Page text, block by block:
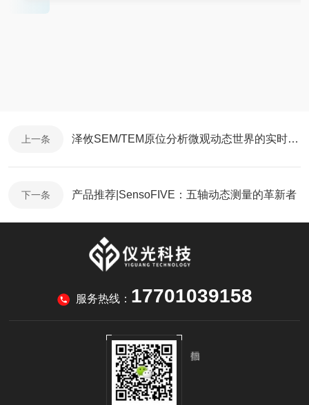
上一条 泽攸SEM/TEM原位分析微观动态世界的实时探针
下一条 产品推荐|SensoFIVE：五轴动态测量的革新者
服务热线： 17701039158